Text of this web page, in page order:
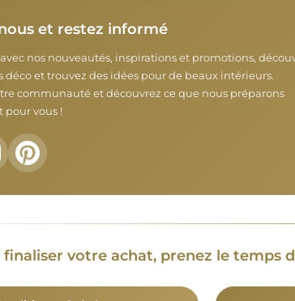
et restez informé
nos nouveautés, inspirations et promotions,
déco et trouvez des idées pour de beaux intérieurs.
communauté et découvrez ce que nous préparons
pour vous !
finaliser votre achat, prenez le temps